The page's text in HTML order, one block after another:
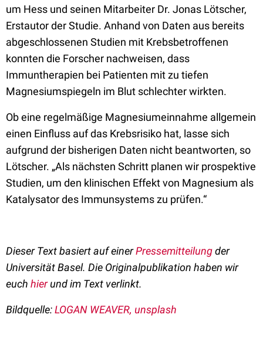
um Hess und seinen Mitarbeiter Dr. Jonas Lötscher,
Erstautor der Studie. Anhand von Daten aus bereits
abgeschlossenen Studien mit Krebsbetroffenen
konnten die Forscher nachweisen, dass
Immuntherapien bei Patienten mit zu tiefen
Magnesiumspiegeln im Blut schlechter wirkten.
Ob eine regelmäßige Magnesiumeinnahme allgemein
einen Einfluss auf das Krebsrisiko hat, lasse sich
aufgrund der bisherigen Daten nicht beantworten, so
Lötscher. „Als nächsten Schritt planen wir prospektive
Studien, um den klinischen Effekt von Magnesium als
Katalysator des Immunsystems zu prüfen.“
Dieser Text basiert auf einerPressemitteilungder
Universität Basel. Die Originalpublikation haben wir
euch hierund im Text verlinkt.
Bildquelle:LOGAN WEAVER, unsplash